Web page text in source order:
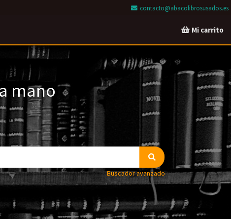
contacto@abacolibrosusados.es
Mi carrito
mano
Buscador avanzado